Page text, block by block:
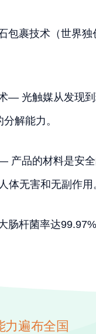
裹技术（世界独
光触媒从发现到
解能力。
品的材料是安全
体无害和无副作用
杆菌率达
力遍布全国